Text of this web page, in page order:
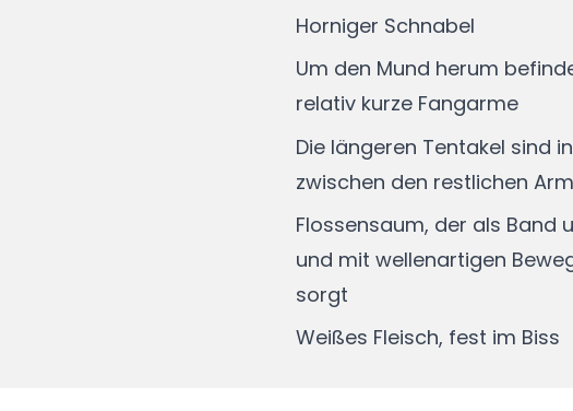
Horniger Schnabel
Um den Mund herum
relativ kurze Fangarme
Die längeren Tentakel sind
zwischen den restlichen
Flossensaum, der als Band
und mit wellenartigen
sorgt
Weißes Fleisch, fest im Biss